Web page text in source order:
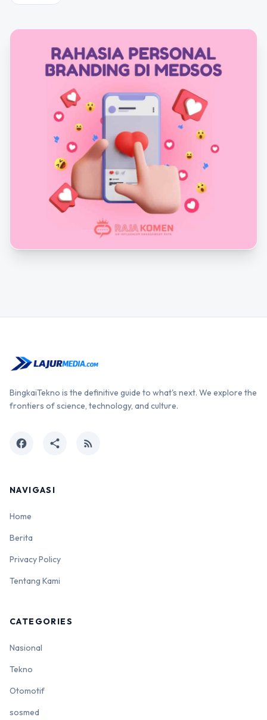
BingkaiTekno is the definitive guide to what's next. We explore the
frontiers of science, technology, and culture.
facebook share rss_feed
NAVIGASI
Home
Berita
Privacy Policy
Tentang Kami
CATEGORIES
Nasional
Tekno
Otomotif
sosmed